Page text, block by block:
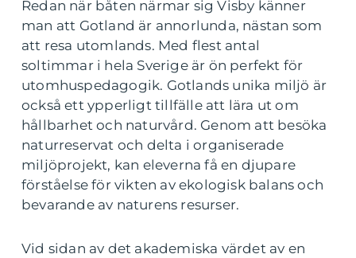
Redan när båten närmar sig Visby känner
man att Gotland är annorlunda, nästan som
att resa utomlands. Med flest antal
soltimmar i hela Sverige är ön perfekt för
utomhuspedagogik. Gotlands unika miljö är
också ett ypperligt tillfälle att lära ut om
hållbarhet och naturvård. Genom att besöka
naturreservat och delta i organiserade
miljöprojekt, kan eleverna få en djupare
förståelse för vikten av ekologisk balans och
bevarande av naturens resurser.
Vid sidan av det akademiska värdet av en